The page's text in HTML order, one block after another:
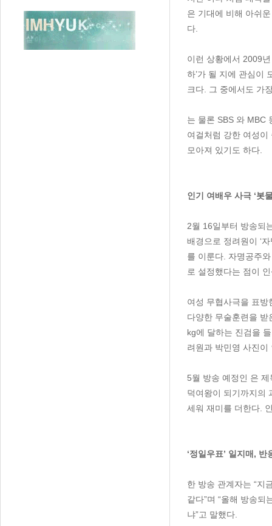
은 기대에 비해 아쉬
다.
이런 상황에서 2009
하’가 될 지에 관심이
크다. 그 중에서도 가
는 물론 SBS 와 MBC
여걸처럼 강한 여성
모아져 있기도 하다.
인기 여배우 사극 ‘봇
2월 16일부터 방송되
배경으로 정려원이 ‘
를 이룬다. 자명공주
로 설정했다는 점이
여성 무협사극을 표
다양한 무술훈련을
kg에 달하는 진검을
려원과 박민영 사진
5월 방송 예정인 은
덕여왕이 되기까지의
세워 재미를 더한다.
‘정일우표’ 일지매, 반
한 방송 관계자는 “지
같다”며 “올해 방송
냐”고 말했다.